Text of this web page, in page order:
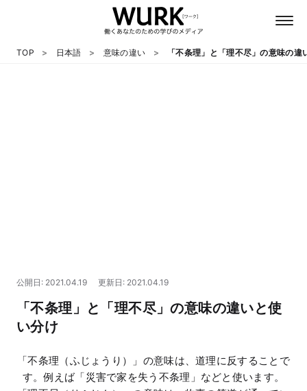
マネー
TOP 日本語 意味の違い 「不条理」と「理不尽」の意味の違
公開日: 2021.04.19 更新日: 2021.04.19
「不条理」と「理不尽」の意味の違いと使
い分け
「不条理（ふじょうり）」の意味は、道理に反することで
す。例えば「災害で家を失う不条理」などと使います。